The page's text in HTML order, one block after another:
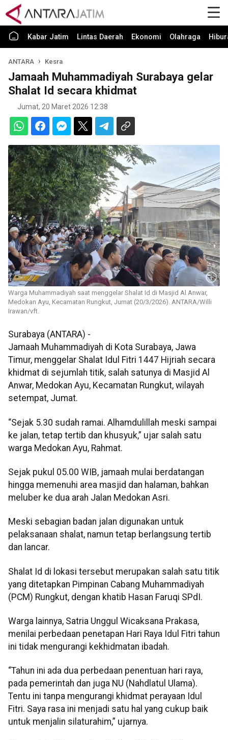
Kabar Jatim Lintas Daerah Ekonomi Olahraga
ANTARA Kesra
Jamaah Muhammadiyah Surabaya gelar
Shalat Id secara khidmat
Jumat, 20 Maret 2026 12:38
Warga Muhammadiyah saat menggelar Shalat Id di Masjid Al Anwar,
Medokan Ayu, Kecamatan Rungkut, Jumat (20/3/2026). ANTARA/Willi
Irawan/vft.
Surabaya (ANTARA) -
Jamaah Muhammadiyah di Kota Surabaya, Jawa
Timur, menggelar Shalat Idul Fitri 1447 Hijriah secara
khidmat di sejumlah titik, salah satunya di Masjid Al
Anwar, Medokan Ayu, Kecamatan Rungkut, wilayah
setempat, Jumat.
“Sejak 5.30 sudah ramai. Alhamdulillah meski sampai
ke jalan, tetap tertib dan khusyuk,” ujar salah satu
warga Medokan Ayu, Rahmat.
Sejak pukul 05.00 WIB, jamaah mulai berdatangan
hingga memenuhi area masjid dan halaman, bahkan
meluber ke dua arah Jalan Medokan Asri.
Meski sebagian badan jalan digunakan untuk
pelaksanaan shalat, namun tetap berlangsung tertib
dan lancar.
Shalat Id di lokasi tersebut merupakan salah satu titik
yang ditetapkan Pimpinan Cabang Muhammadiyah
(PCM) Rungkut, dengan khatib Hasan Faruqi SPdI.
Warga lainnya, Satria Unggul Wicaksana Prakasa,
menilai perbedaan penetapan Hari Raya Idul Fitri tahun
ini tidak mengurangi kekhidmatan ibadah.
“Tahun ini ada dua perbedaan penentuan hari raya,
pada pemerintah dan juga NU (Nahdlatul Ulama).
Tentu ini tanpa mengurangi khidmat perayaan Idul
Fitri. Saya rasa ini menjadi satu hal yang cukup baik
untuk menjalin silaturahim,” ujarnya.